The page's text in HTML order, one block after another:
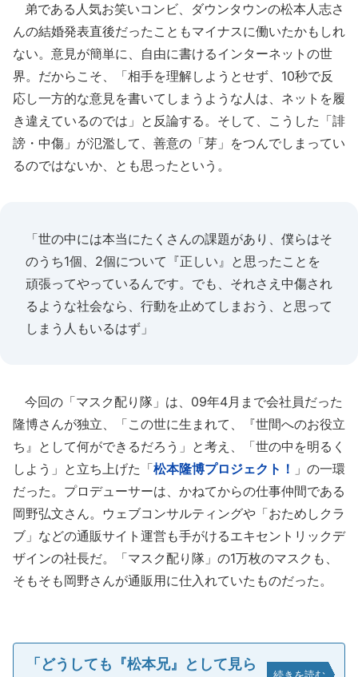
弟である人気お笑いコンビ、ダウンタウンの松本人志さ
んの結婚発表直後だったこともマイナスに働いたかもしれ
ない。意見が簡単に、自由に書けるインターネットの世
界。だからこそ、「相手を理解しようとせず、10秒で反
応し一方的な意見を書いてしまうような人は、ネットを履
き違えているのでは」と反論する。そして、こうした「誹
謗・中傷」が氾濫して、善意の「芽」をつんでしまってい
るのではないか、とも思ったという。
「世の中には本当にたくさんの課題があり、僕らはそ
のうち1個、2個について『正しい』と思ったことを
頑張ってやっているんです。でも、それさえ中傷され
るような社会なら、行動を止めてしまおう、と思って
しまう人もいるはず」
今回の「マスク配り隊」は、09年4月まで会社員だった
隆博さんが独立、「この世に生まれて、『世間へのお役立
ち』として何ができるだろう」と考え、「世の中を明るく
しよう」と立ち上げた「松本隆博プロジェクト！ 」の一環
だった。プロデューサーは、かねてからの仕事仲間である
岡野弘文さん。ウェブコンサルティングや「おためしクラ
ブ」などの通販サイト運営も手がけるエキセントリックデ
ザインの社長だ。「マスク配り隊」の1万枚のマスクも、
そもそも岡野さんが通販用に仕入れていたものだった。
「どうしても『松本兄』として見ら